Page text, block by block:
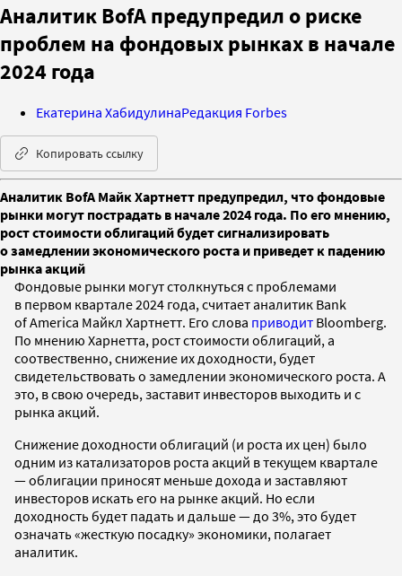
Аналитик BofA предупредил о риске
проблем на фондовых рынках в начале
2024 года
Екатерина ХабидулинаРедакция Forbes
Копировать ссылку
Аналитик BofA Майк Хартнетт предупредил, что фондовые
рынки могут пострадать в начале 2024 года. По его мнению,
рост стоимости облигаций будет сигнализировать
о замедлении экономического роста и приведет к падению
рынка акций
Фондовые рынки могут столкнуться с проблемами
в первом квартале 2024 года, считает аналитик Bank
of America Майкл Хартнетт. Его слова приводит Bloomberg.
По мнению Харнетта, рост стоимости облигаций, а
соотвественно, снижение их доходности, будет
свидетельствовать о замедлении экономического роста. А
это, в свою очередь, заставит инвесторов выходить и с
рынка акций.
Снижение доходности облигаций (и роста их цен) было
одним из катализаторов роста акций в текущем квартале
— облигации приносят меньше дохода и заставляют
инвесторов искать его на рынке акций. Но если
доходность будет падать и дальше — до 3%, это будет
означать «жесткую посадку» экономики, полагает
аналитик.